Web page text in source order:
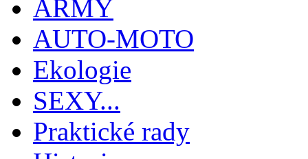
ARMY
AUTO-MOTO
Ekologie
SEXY...
Praktické rady